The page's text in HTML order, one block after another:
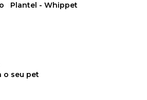
Plantel - Whippet
o seu pet